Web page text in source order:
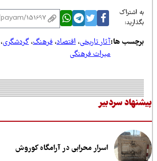
اشتراک
ها:آثار تاریخی،اقتصاد،فرهنگ،گردشگری،
میراث فرهنگی
سردبیر
اسرار محرابی در آرامگاه کوروش